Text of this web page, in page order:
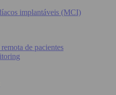
implantáveis (MCI)
de pacientes